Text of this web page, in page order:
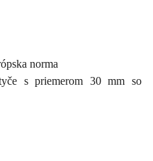
norma
s priemerom 30 mm so